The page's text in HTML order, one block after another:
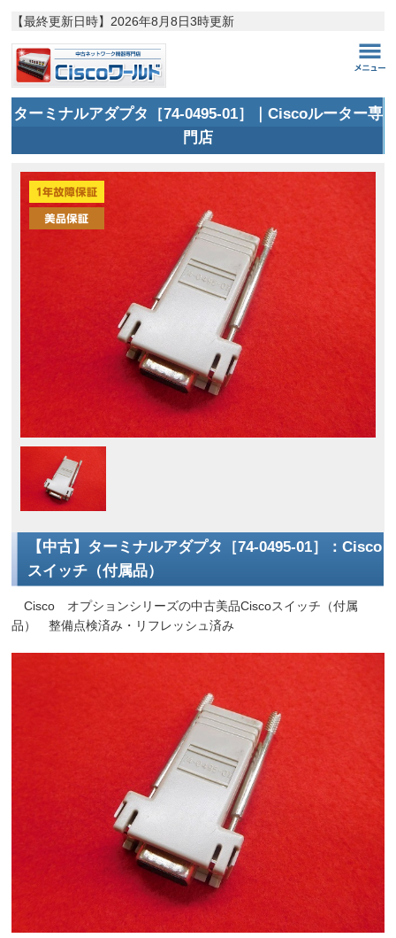
【最終更新日時】2026年8月8日3時更新
ターミナルアダプタ［74-0495-01］｜Ciscoルーター専
門店
【中古】ターミナルアダプタ［74-0495-01］：Cisco
スイッチ（付属品）
Cisco オプションシリーズの中古美品Ciscoスイッチ（付属
品） 整備点検済み・リフレッシュ済み